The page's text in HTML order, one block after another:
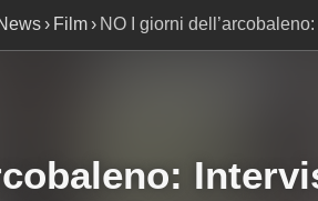
Film
NO I giorni
Bernal